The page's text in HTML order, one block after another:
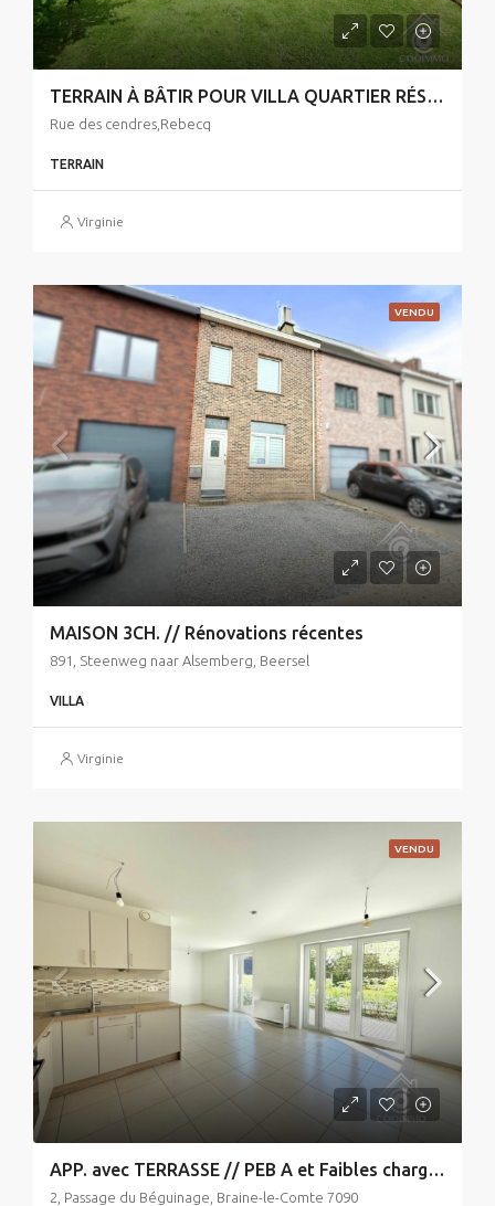
TERRAIN À BÂTIR POUR VILLA QUARTIER RÉSIDENTIEL CALME ET VERDOYANT
Rue des cendres,Rebecq
TERRAIN
Virginie
VENDU
MAISON 3CH. // Rénovations récentes
891, Steenweg naar Alsemberg, Beersel
VILLA
Virginie
VENDU
APP. avec TERRASSE // PEB A et Faibles charges
2, Passage du Béguinage, Braine-le-Comte 7090